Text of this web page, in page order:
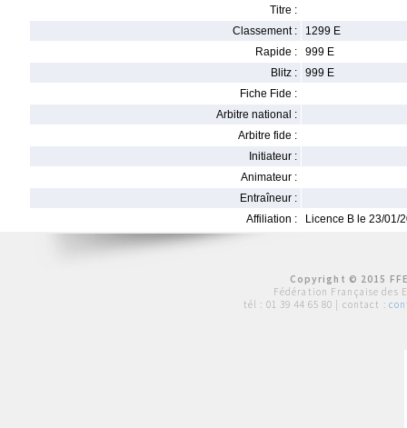
Titre :
Classement :
1299 E
Rapide :
999 E
Blitz :
999 E
Fiche Fide :
Arbitre national :
Arbitre fide :
Initiateur :
Animateur :
Entraîneur :
Affiliation :
Licence B le 23/01/
Copyright © 2015
Fédération Française des
tél : 01 39 44 65 80 | contact :